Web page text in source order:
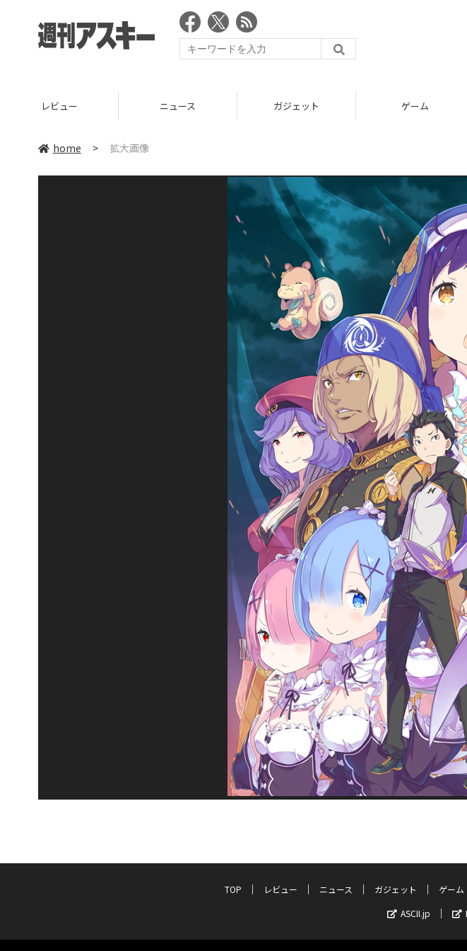
レビュー ニュース ガジェット ゲーム
home > 拡大画像
TOP レビュー ニュース ガジェット ゲーム
ASCII.jp